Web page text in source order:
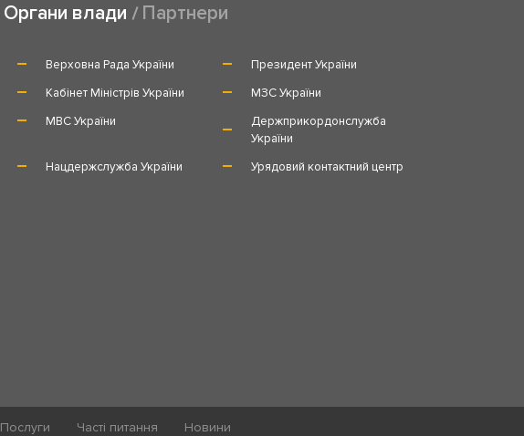
Органи влади Партнери
Верховна Рада України
Президент України
Кабінет Міністрів України
МЗС України
МВС України
Держприкордонслужба
України
Нацдержслужба України
Урядовий контактний центр
Послуги Часті питання Новини